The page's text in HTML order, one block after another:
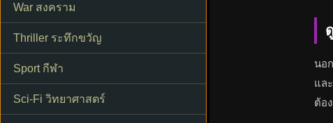
War สงคราม
Thriller ระทึกขวัญ
Sport กีฬา
Sci-Fi วิทยาศาสตร์
นอ
แล
ต้อ